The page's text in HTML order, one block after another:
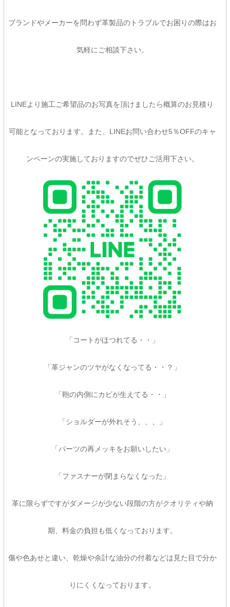
ブランドやメーカーを問わず革製品のトラブルでお困りの際はお
気軽にご相談下さい。
LINEより施工ご希望品のお写真を頂けましたら概算のお見積り
可能となっております。また、LINEお問い合わせ5％OFFのキャ
ンペーンの実施しておりますのでぜひご活用下さい。
「コートがほつれてる・・」
「革ジャンのツヤがなくなってる・・？」
「鞄の内側にカビが生えてる・・」
「ショルダーが外れそう、、、」
「パーツの再メッキをお願いしたい」
「ファスナーが閉まらなくなった」
革に限らずですがダメージが少ない段階の方がクオリティや納
期、料金の負担も低くなっております。
傷や色あせと違い、乾燥や余計な油分の付着などは見た目で分か
りにくくなっております。